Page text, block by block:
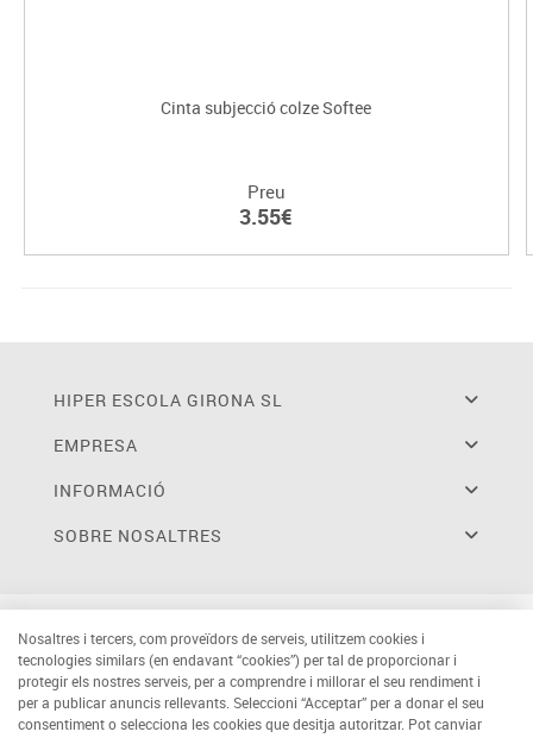
Cinta subjecció colze Softee
Preu
3.55€
HIPER ESCOLA GIRONA SL
EMPRESA
INFORMACIÓ
SOBRE NOSALTRES
Nosaltres i tercers, com proveïdors de serveis, utilitzem cookies i
tecnologies similars (en endavant “cookies”) per tal de proporcionar i
protegir els nostres serveis, per a comprendre i millorar el seu rendiment i
per a publicar anuncis rellevants. Seleccioni “Acceptar” per a donar el seu
consentiment o selecciona les cookies que desitja autoritzar. Pot canviar